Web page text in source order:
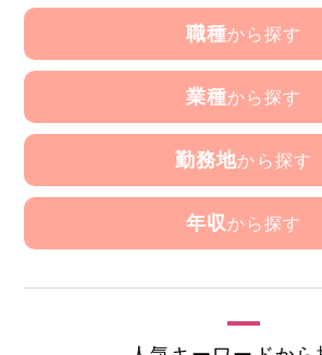
職種から探す
業種から探す
勤務地から探す
年収 から探す